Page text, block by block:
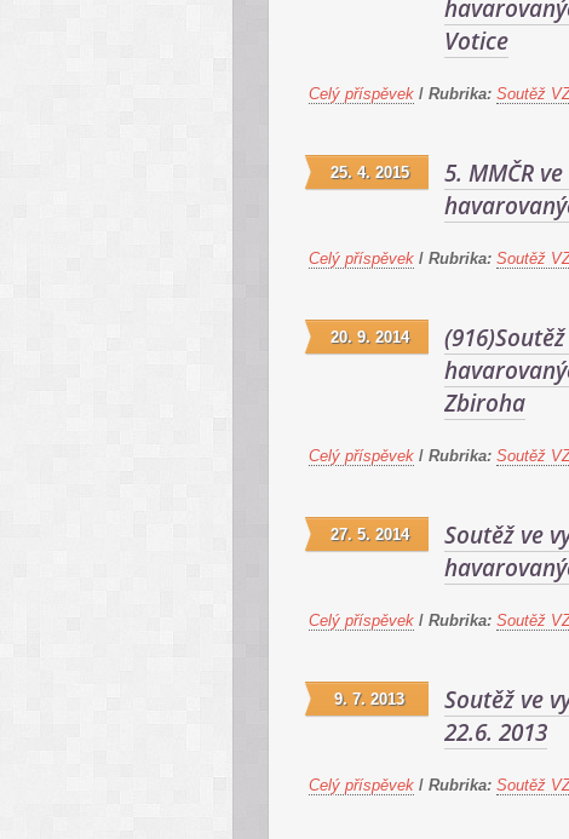
Votice
Celý příspěvek / Rubrika: Soutěž
5. MMČR
25. 4. 2015
Celý příspěvek / Rubrika: Soutěž
Zbiroha
20. 9. 2014
Celý příspěvek / Rubrika: Soutěž
Soutěž ve
27. 5. 2014
Celý příspěvek / Rubrika: Soutěž
Soutěž ve
22.6. 2013
9. 7. 2013
Celý příspěvek / Rubrika: Soutěž